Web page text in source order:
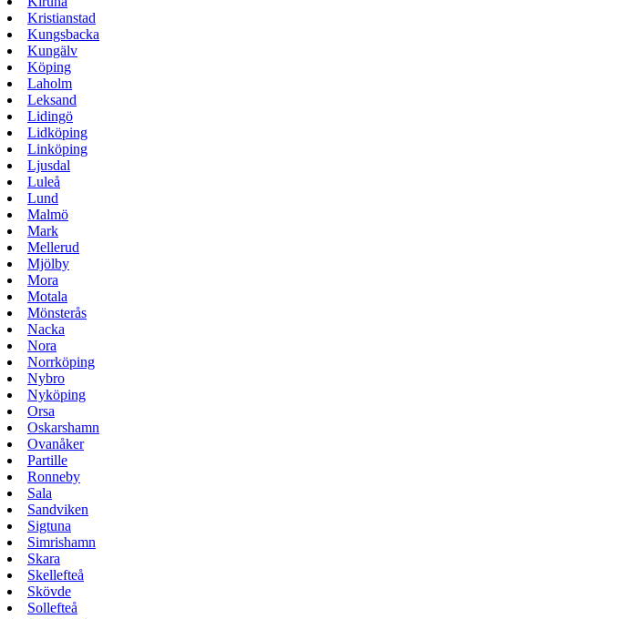
Kristianstad
Kungsbacka
Kungälv
Köping
Laholm
Leksand
Lidingö
Lidköping
Linköping
Ljusdal
Luleå
Lund
Malmö
Mark
Mellerud
Mjölby
Mora
Motala
Mönsterås
Nacka
Nora
Norrköping
Nybro
Nyköping
Orsa
Oskarshamn
Ovanåker
Partille
Ronneby
Sala
Sandviken
Sigtuna
Simrishamn
Skara
Skellefteå
Skövde
Sollefteå